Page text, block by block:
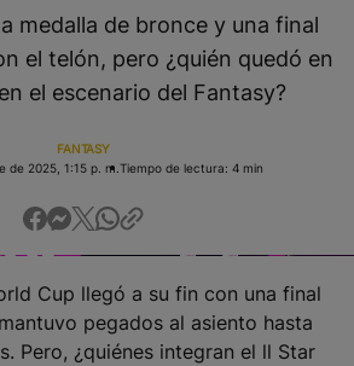
medalla de bronce y una final
el telón, pero ¿quién quedó en
el escenario del Fantasy?
FANTASY
de 2025, 1:15 p. m. Tiempo de lectura: 4 min
Cup llegó a su fin con una final
pegados al asiento hasta
Pero, ¿quiénes integran el ll Star